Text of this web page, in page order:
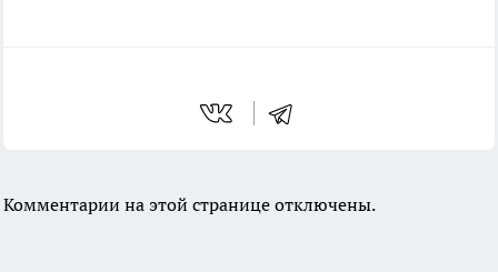
Комментарии на этой странице отключены.